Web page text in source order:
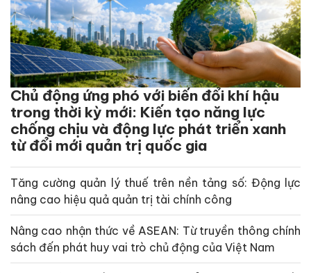
Chủ động ứng phó với biến đổi khí hậu
trong thời kỳ mới: Kiến tạo năng lực
chống chịu và động lực phát triển xanh
từ đổi mới quản trị quốc gia
Tăng cường quản lý thuế trên nền tảng số: Động lực
nâng cao hiệu quả quản trị tài chính công
Nâng cao nhận thức về ASEAN: Từ truyền thông chính
sách đến phát huy vai trò chủ động của Việt Nam